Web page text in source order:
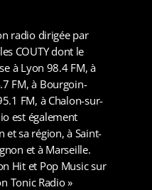
radio dirigée par
COUTY dont le
à Lyon 98.4 FM, à
FM, à Bourgoin-
FM, à Chalon-sur-
est également
et sa région, à Saint-
et à Marseille.
Hit et Pop Music sur
Tonic Radio »